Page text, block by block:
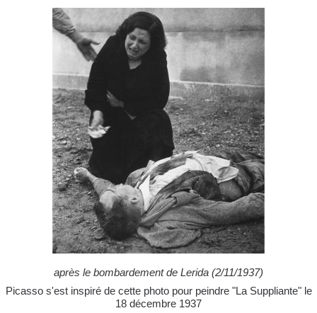
après le bombardement de Lerida (2/11/1937)
Picasso s'est inspiré de cette photo pour peindre "La Suppliante" le
18 décembre 1937